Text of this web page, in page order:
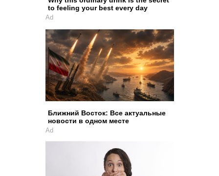
to feeling your best every day
Ad
Ближний Восток: Все актуальные
новости в одном месте
Ad